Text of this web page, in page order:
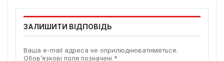
ЗАЛИШИТИ ВІДПОВІДЬ
Ваша e-mail адреса не оприлюднюватиметься.
Обов’язкові поля позначені *